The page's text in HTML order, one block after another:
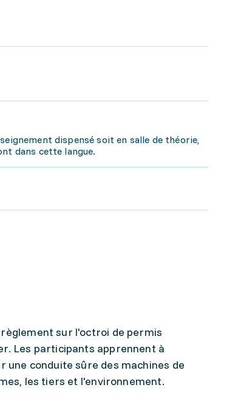
dispensé soit en salle de théorie,
dans cette langue.
sur l'octroi de permis
Les participants apprennent à
conduite sûre des machines de
les tiers et l'environnement.